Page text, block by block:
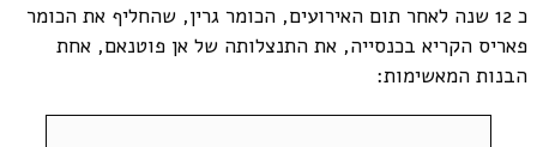
כ 12 שנה לאחר תום האירועים, הכומר גרין, שהחליף את הכומר
פאריס הקריא בכנסייה, את התנצלותה של אן פוטנאם, אחת
הבנות המאשימות: